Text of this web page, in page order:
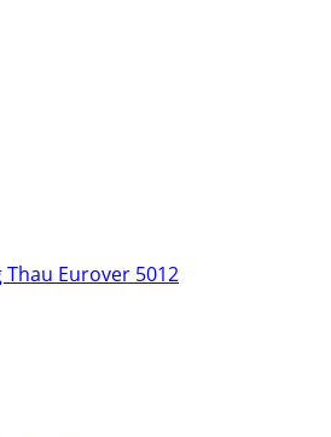
Eurover 5012